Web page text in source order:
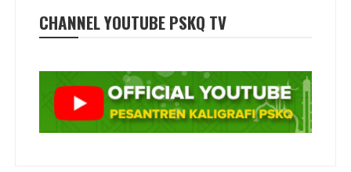
CHANNEL YOUTUBE PSKQ TV